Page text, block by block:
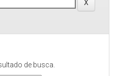
de busca.